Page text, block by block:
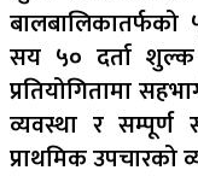
सय ५० दर्ता शुल्क
प्रतियोगितामा
व्यवस्था र सम्पूर्ण
प्राथमिक उपचारको